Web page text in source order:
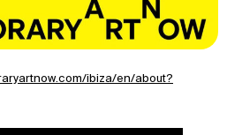
ibiza/en/about?